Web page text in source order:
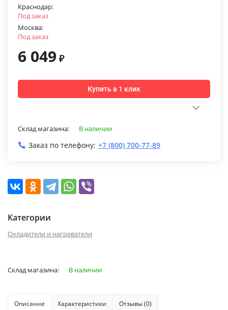
Краснодар:
Под заказ
Москва:
Под заказ
6 049 ₽
Купить в 1 клик
Склад магазина: В наличии
Заказ по телефону: +7 (800) 700-77-89
Категории
Охладители и нагреватели
Склад магазина: В наличии
Описание Характеристики Отзывы (0)